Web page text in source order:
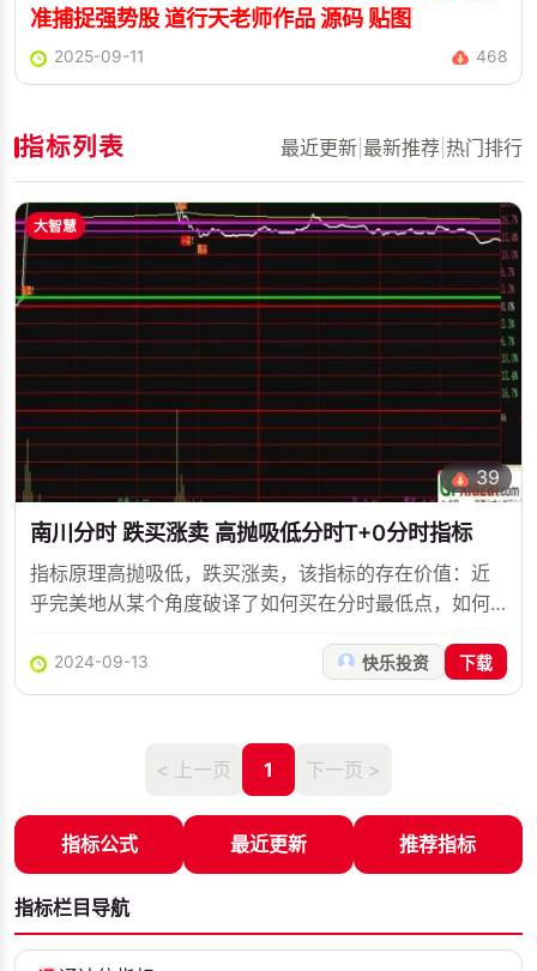
准捕捉强势股 道行天老师作品 源码 贴图
2025-09-11 468
指标列表 最近更新 最新推荐 热门排行
大智慧
39
南川分时 跌买涨卖 高抛吸低分时T+0分时指标
指标原理高抛吸低，跌买涨卖，该指标的存在价值：近
乎完美地从某个角度破译了如何买在分时最低点，如何
下单的信号，让你轻松把我日内波动利润...
2024-09-13 快乐投资 下载
< 上一页 1 下一页 >
指标公式 最近更新 推荐指标
指标栏目导航